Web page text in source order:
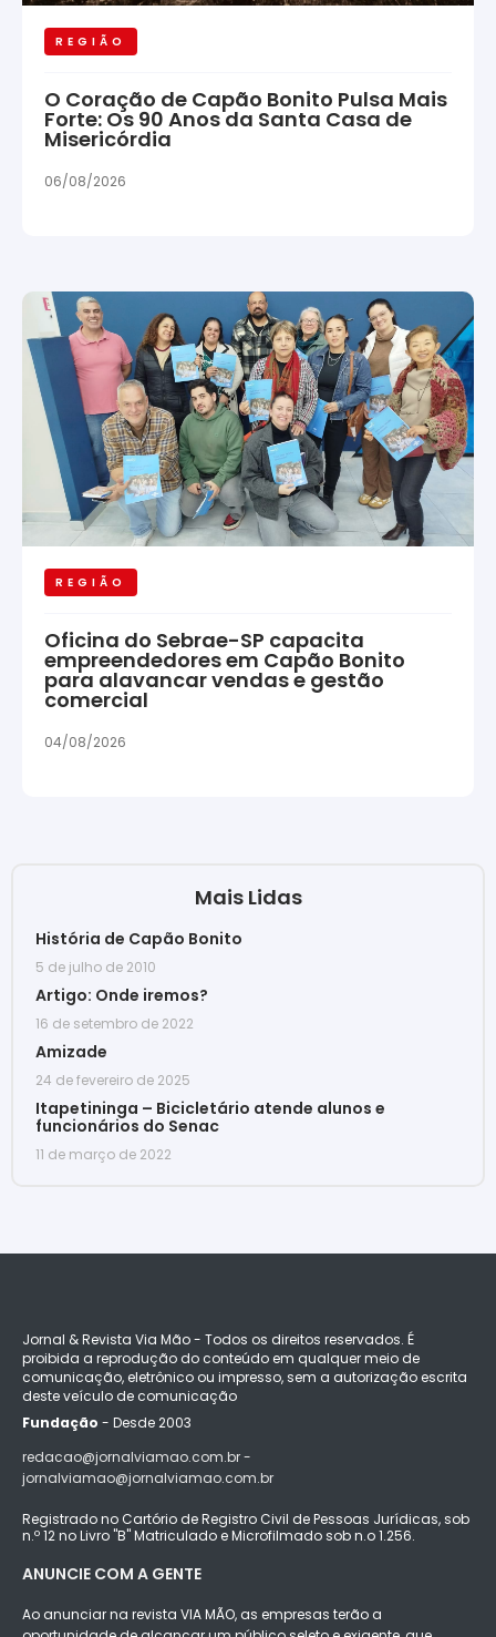
REGIÃO
O Coração de Capão Bonito Pulsa Mais
Forte: Os 90 Anos da Santa Casa de
Misericórdia
06/08/2026
REGIÃO
Oficina do Sebrae-SP capacita
empreendedores em Capão Bonito
para alavancar vendas e gestão
comercial
04/08/2026
Mais Lidas
História de Capão Bonito
5 de julho de 2010
Artigo: Onde iremos?
16 de setembro de 2022
Amizade
24 de fevereiro de 2025
Itapetininga – Bicicletário atende alunos e
funcionários do Senac
11 de março de 2022
Jornal & Revista Via Mão - Todos os direitos reservados. É
proibida a reprodução do conteúdo em qualquer meio de
comunicação, eletrônico ou impresso, sem a autorização escrita
deste veículo de comunicação
Fundação - Desde 2003
redacao@jornalviamao.com.br -
jornalviamao@jornalviamao.com.br
Registrado no Cartório de Registro Civil de Pessoas Jurídicas, sob
n.º 12 no Livro "B" Matriculado e Microfilmado sob n.o 1.256.
ANUNCIE COM A GENTE
Ao anunciar na revista VIA MÃO, as empresas terão a